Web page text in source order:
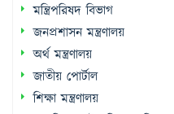
মন্ত্রিপরিষদ বিভাগ
জনপ্রশাসন মন্ত্রণালয়
অর্থ মন্ত্রণালয়
জাতীয় পোর্টাল
শিক্ষা মন্ত্রণালয়